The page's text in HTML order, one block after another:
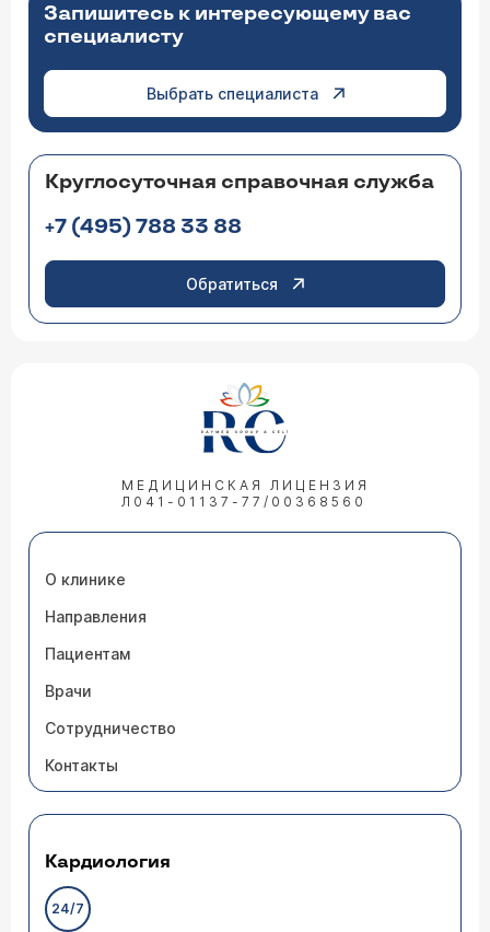
Запишитесь к интересующему вас
специалисту
Выбрать специалиста
Круглосуточная справочная служба
+7 (495) 788 33 88
Обратиться
МЕДИЦИНСКАЯ ЛИЦЕНЗИЯ
Л041-01137-77/00368560
О клинике
Направления
Пациентам
Врачи
Сотрудничество
Контакты
Кардиология
24/7